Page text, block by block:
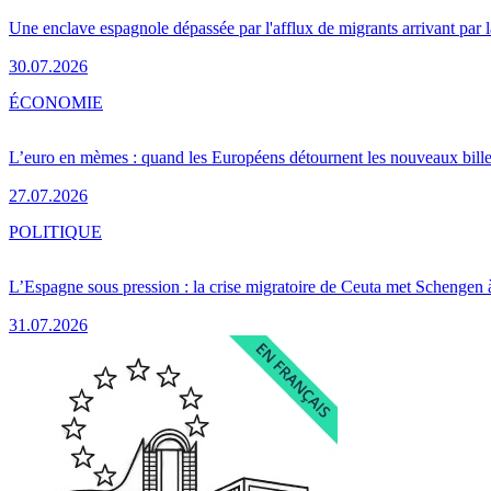
Une enclave espagnole dépassée par l'afflux de migrants arrivant par
30.07.2026
L’euro en mèmes : quand les Européens détournent les nouveaux
27.07.2026
ÉCONOMIE
L’Espagne sous pression : la crise migratoire de Ceuta met Schengen
31.07.2026
POLITIQUE